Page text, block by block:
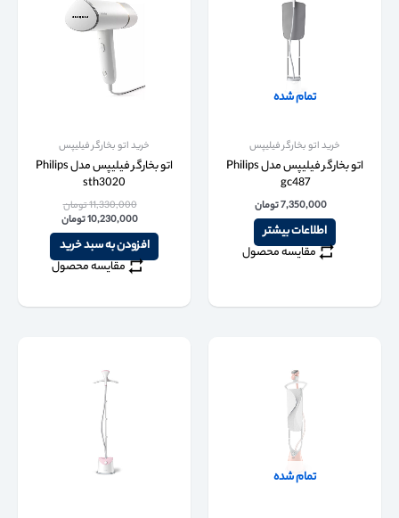
تمام شده
خرید اتو بخارگر فیلیپس
اتو بخارگر فیلیپس مدل Philips
gc487
7,350,000تومان
اطلاعات بیشتر
مقایسه محصول
خرید اتو بخارگر فیلیپس
اتو بخارگر فیلیپس مدل Philips
sth3020
11,330,000تومان
10,230,000تومان
افزودن به سبد خرید
مقایسه محصول
تمام شده